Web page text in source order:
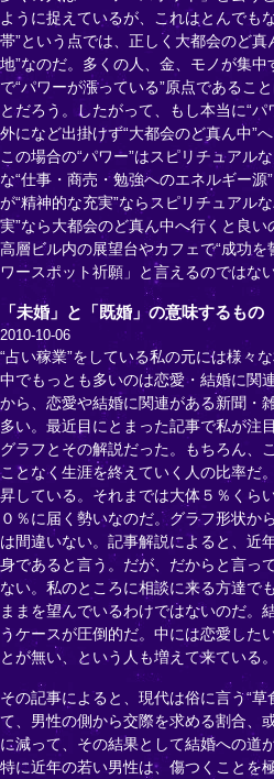
ように捉えているが、これはとんでも
帯”という点では、正しく大都会のど真
地”なのだ。多くの人、金、モノが集
で“パワーが漲っている”原点であるこ
とだろう。したがって、もし本当に“
外になど出掛けず“大都会のど真ん中”
この場合の“パワー”はスピリチュアル
な“仕事・商売・勉強へのエネルギー
が“精神的な充実”ならスピリチュアル
実”なら大都会のど真ん中へ行くと良
高層ビル内の展望台やカフェで“成功
ワースポット祈願」と言えるのではな
「未婚」と「既婚」の意味するもの
2010-10-06
“占い稼業”をしている私の元には様々
中でもっとも多いのは恋愛・結婚に関
から、恋愛や結婚に関連がある新聞・
多い。最近目にとまった記事で私が注
グラフとその解説だった。もちろん、
ことなく生涯を終えていく人の比率だ
昇している。それまでは大体５％くら
０％に届く勢いなのだ。グラフ形状か
は間違いない。記事解説によると、近
身であると言う。だが、だからと言っ
ない。私のところに相談に来る方達で
ままを望んでいるわけではないのだ
うケースが圧倒的だ。中には恋愛した
とが無い、という人も増えて来ている。
その記事によると、現代は俗に言う“草
て、男性の側から交際を求める割合、
に減って、その結果として結婚への道
特に近年の若い男性は、傷つくことを